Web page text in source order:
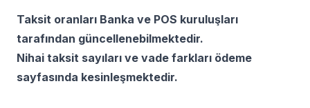
Taksit oranları Banka ve POS kuruluşları
tarafından güncellenebilmektedir.
Nihai taksit sayıları ve vade farkları ödeme
sayfasında kesinleşmektedir.